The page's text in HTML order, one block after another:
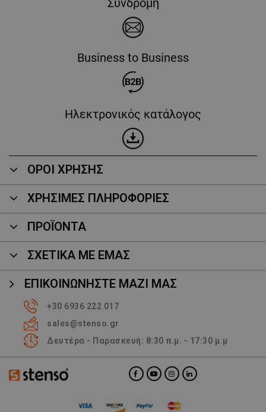
Business to Business
Ηλεκτρονικός κατάλογος
ΟΡΟΙ ΧΡΗΣΗΣ
ΧΡΗΣΙΜΕΣ ΠΛΗΡΟΦΟΡΙΕΣ
ΠΡΟΪΌΝΤΑ
ΣΧΕΤΙΚΑ ΜΕ ΕΜΑΣ
ΕΠΙΚΟΙΝΩΝΉΣΤΕ ΜΑΖΊ ΜΑΣ
+30 6936 222 017
sales@stenso.gr
Δευτέρα - Παρασκευή: 8:30 π.μ. - 17:30 μ.μ